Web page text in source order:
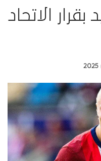
الاتحاد